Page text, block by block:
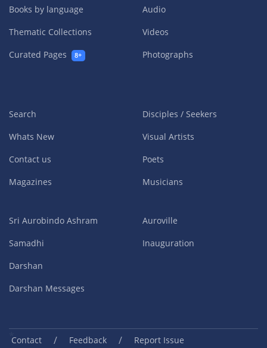
Books by language
Thematic Collections
Curated Pages
8+
Audio
Videos
Photographs
Search
Whats New
Contact us
Magazines
Disciples / Seekers
Visual Artists
Poets
Musicians
Sri Aurobindo Ashram
Samadhi
Darshan
Darshan Messages
Auroville
Inauguration
Contact / Feedback / Report Issue